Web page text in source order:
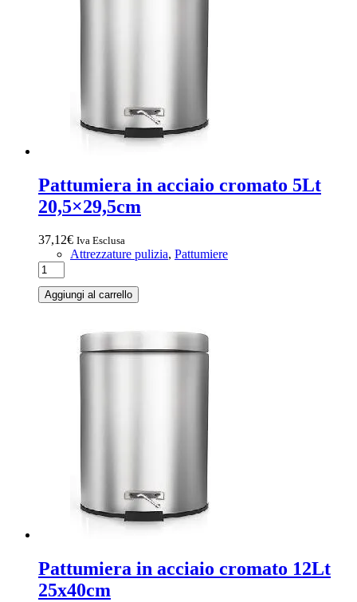
Pattumiera in acciaio cromato 5Lt
20,5×29,5cm
37,12€ Iva Esclusa
Attrezzature pulizia, Pattumiere
Aggiungi al carrello
Pattumiera in acciaio cromato 12Lt
25x40cm